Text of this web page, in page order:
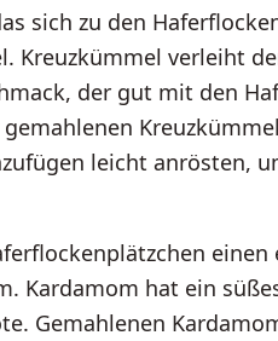
sich zu den
Kreuzkümmel verleiht
der gut mit den
leicht anrösten,
einen
Kardamom hat ein
Gemahlenen